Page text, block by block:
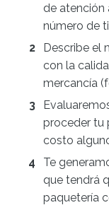
de atención
número de
Describe el
con la
mercancía
proceder tu
costo
Te
que tendrá
paquetería